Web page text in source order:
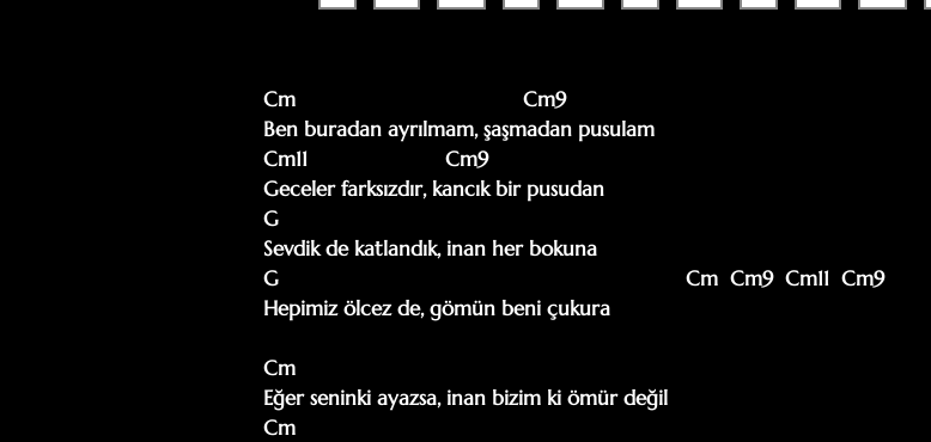
Cm                                      Cm9
Ben buradan ayrılmam, şaşmadan pusulam
Cm11                       Cm9
Geceler farksızdır, kancık bir pusudan
G
Sevdik de katlandık, inan her bokuna
G                                                                    Cm  Cm9  Cm11  Cm9
Hepimiz ölcez de, gömün beni çukura
Cm
Eğer seninki ayazsa, inan bizim ki ömür değil
Cm